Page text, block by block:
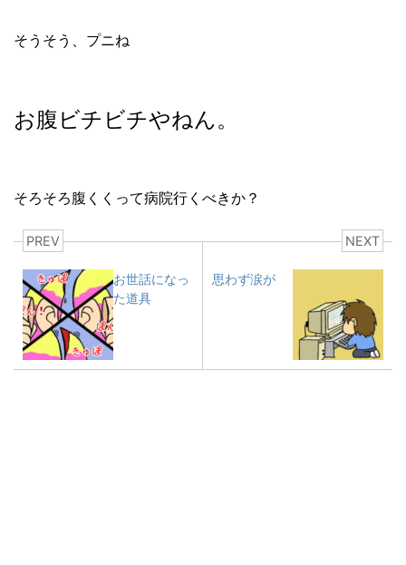
そうそう、プニね
お腹ビチビチやねん。
そろそろ腹くくって病院行くべきか？
PREV
お世話になっ
た道具
NEXT
思わず涙が